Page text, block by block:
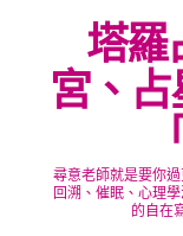
塔羅
宮、
尋意老師就是要你
回溯、催眠、心理
的自在